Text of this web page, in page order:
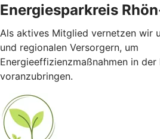
Energiesparkreis
Als aktives Mitglied vernetzen wir
und regionalen Versorgern, um
Energieeffizienzmaßnahmen in der
voranzubringen.